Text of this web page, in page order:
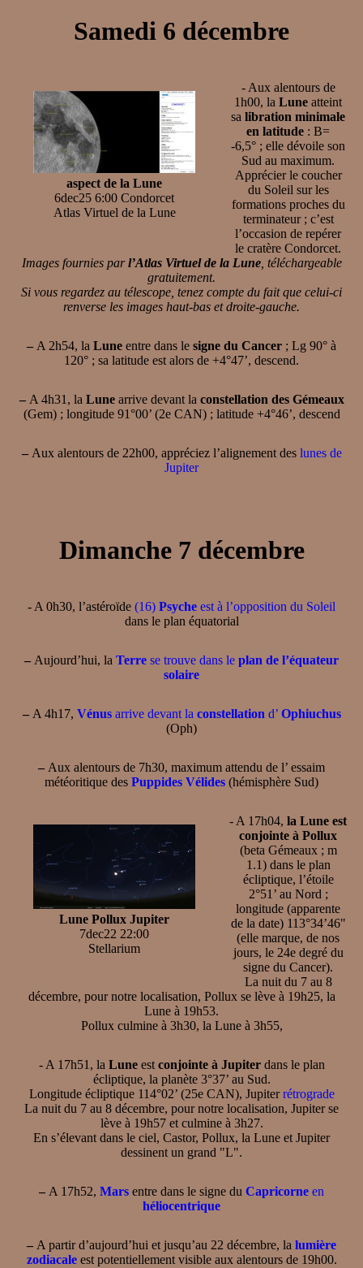
Samedi 6 décembre
aspect de la Lune
6dec25 6:00 Condorcet
Atlas Virtuel de la Lune
- Aux alentours de
1h00, la Lune atteint
sa libration minimale
en latitude : B=
-6,5° ; elle dévoile son
Sud au maximum.
Apprécier le coucher
du Soleil sur les
formations proches du
terminateur ; c’est
l’occasion de repérer
le cratère Condorcet.
Images fournies parl’Atlas Virtuel de la Lune, téléchargeable
gratuitement.
Si vous regardez au télescope, tenez compte du fait que celui-ci
renverse les images haut-bas et droite-gauche.
– A 2h54, la Lune entre dans le signe du Cancer ; Lg 90° à
120° ; sa latitude est alors de +4°47’, descend.
–A 4h31, la Lunearrive devant la constellation des Gémeaux
(Gem) ; longitude 91°00’ (2e CAN) ; latitude +4°46’, descend
–Aux alentours de 22h00, appréciez l’alignement des lunes de
Jupiter
Dimanche 7 décembre
- A 0h30, l’astéroïde (16) Psyche est à l’opposition du Soleil
dans le plan équatorial
– Aujourd’hui, la Terre se trouve dans le plan de l’équateur
solaire
–A 4h17, Vénusarrive devant la constellation d’ Ophiuchus
(Oph)
– Aux alentours de 7h30, maximum attendu de l’ essaim
météoritique des Puppides Vélides (hémisphère Sud)
Lune Pollux Jupiter
7dec22 22:00
Stellarium
- A 17h04, la Lune est
conjointe à Pollux
(beta Gémeaux ; m
1.1) dans le plan
écliptique, l’étoile
2°51’ au Nord ;
longitude (apparente
de la date) 113°34’46"
(elle marque, de nos
jours, le 24e degré du
signe du Cancer).
La nuit du 7 au 8
décembre, pour notre localisation, Pollux se lève à 19h25, la
Lune à 19h53.
Pollux culmine à 3h30, la Lune à 3h55,
- A 17h51, la Luneest conjointe à Jupiterdans le plan
écliptique, la planète 3°37’ au Sud.
Longitude écliptique 114°02’ (25e CAN), Jupiterrétrograde
La nuit du 7 au 8 décembre, pour notre localisation, Jupiter se
lève à 19h57 et culmine à 3h27.
En s’élevant dans le ciel, Castor, Pollux, la Lune et Jupiter
dessinent un grand "L".
– A 17h52, Mars entre dans le signe du Capricorne en
héliocentrique
– A partir d’aujourd’hui et jusqu’au 22 décembre, la lumière
zodiacaleest potentiellement visible aux alentours de 19h00.